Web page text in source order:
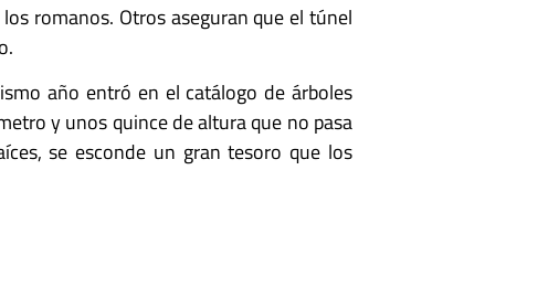
romanos. Otros aseguran que el túnel
año entró en el catálogo de árboles
y unos quince de altura que no pasa
se esconde un gran tesoro que los